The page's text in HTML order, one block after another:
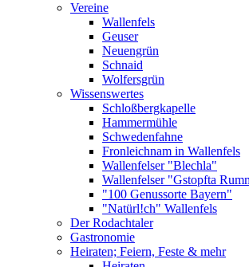
Vereine
Wallenfels
Geuser
Neuengrün
Schnaid
Wolfersgrün
Wissenswertes
Schloßbergkapelle
Hammermühle
Schwedenfahne
Fronleichnam in Wallenfels
Wallenfelser "Blechla"
Wallenfelser "Gstopfta
"100 Genussorte Bayern"
"Natürl!ch" Wallenfels
Der Rodachtaler
Gastronomie
Heiraten; Feiern, Feste & mehr